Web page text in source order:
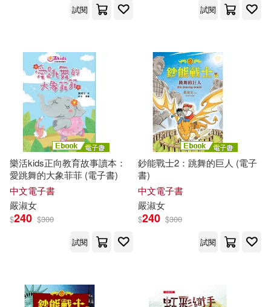
試閱
試閱
樂活kids正向教育故事讀本：
愛跳舞的大象菲菲 (電子書)
中文電子書
嚴淑女
$240 $300
試閱
鈔能戰士2：跳舞的巨人 (電子
書)
中文電子書
嚴淑女
$240 $300
試閱